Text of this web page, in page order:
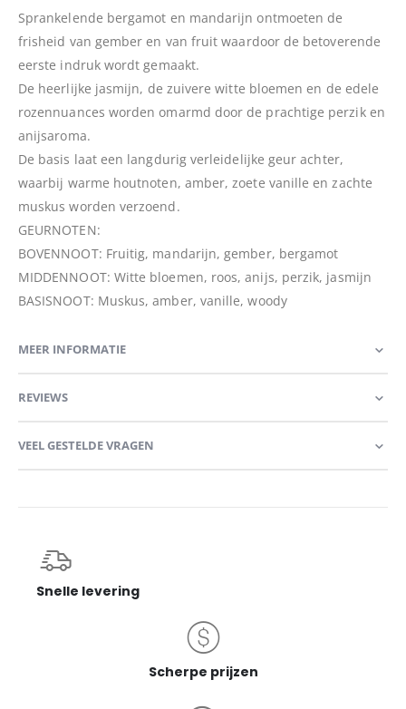
Sprankelende bergamot en mandarijn ontmoeten de
frisheid van gember en van fruit waardoor de betoverende
eerste indruk wordt gemaakt.
De heerlijke jasmijn, de zuivere witte bloemen en de edele
rozennuances worden omarmd door de prachtige perzik en
anijsaroma.
De basis laat een langdurig verleidelijke geur achter,
waarbij warme houtnoten, amber, zoete vanille en zachte
muskus worden verzoend.
GEURNOTEN:
BOVENNOOT: Fruitig, mandarijn, gember, bergamot
MIDDENNOOT: Witte bloemen, roos, anijs, perzik, jasmijn
BASISNOOT: Muskus, amber, vanille, woody
MEER INFORMATIE
REVIEWS
VEEL GESTELDE VRAGEN
Snelle levering
Scherpe prijzen